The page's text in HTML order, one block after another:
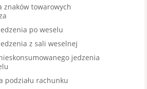
znaków towarowych
po weselu
z sali weselnej
jedzenia
podziału rachunku